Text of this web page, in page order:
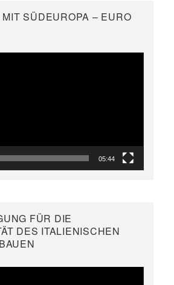
MIT SÜDEUROPA – EURO
05:44
FÜR DIE
DES ITALIENISCHEN